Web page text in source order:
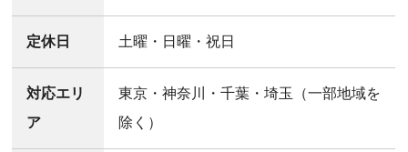
定休日 土曜・日曜・祝日
対応エリ
ア
東京・神奈川・千葉・埼玉（一部地域を
除く）